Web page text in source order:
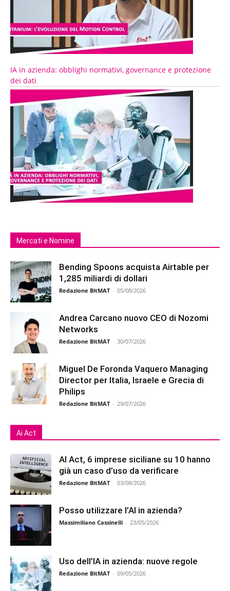
IA in azienda: obblighi normativi, governance e protezione
dei dati
Mercati e Nomine
Bending Spoons acquista Airtable per
1,285 miliardi di dollari
Redazione BitMAT - 05/08/2026
Andrea Carcano nuovo CEO di Nozomi
Networks
Redazione BitMAT - 30/07/2026
Miguel De Foronda Vaquero Managing
Director per Italia, Israele e Grecia di
Philips
Redazione BitMAT - 29/07/2026
Ai Act
AI Act, 6 imprese siciliane su 10 hanno
già un caso d’uso da verificare
Redazione BitMAT - 03/08/2026
Posso utilizzare l’AI in azienda?
Massimiliano Cassinelli - 23/05/2026
Uso dell’IA in azienda: nuove regole
Redazione BitMAT - 09/05/2026